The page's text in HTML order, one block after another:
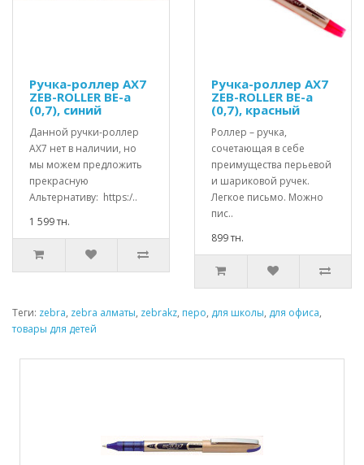
Ручка-роллер AX7
ZEB-ROLLER BE-a
(0,7), синий
Данной ручки-роллер
АХ7 нет в наличии, но
мы можем предложить
прекрасную
Альтернативу: https:/..
1 599 тн.
Ручка-роллер AX7
ZEB-ROLLER BE-a
(0,7), красный
Роллер – ручка,
сочетающая в себе
преимущества перьевой
и шариковой ручек.
Легкое письмо. Можно
пис..
899 тн.
Теги: zebra, zebra алматы, zebrakz, перо, для школы, для офиса,
товары для детей